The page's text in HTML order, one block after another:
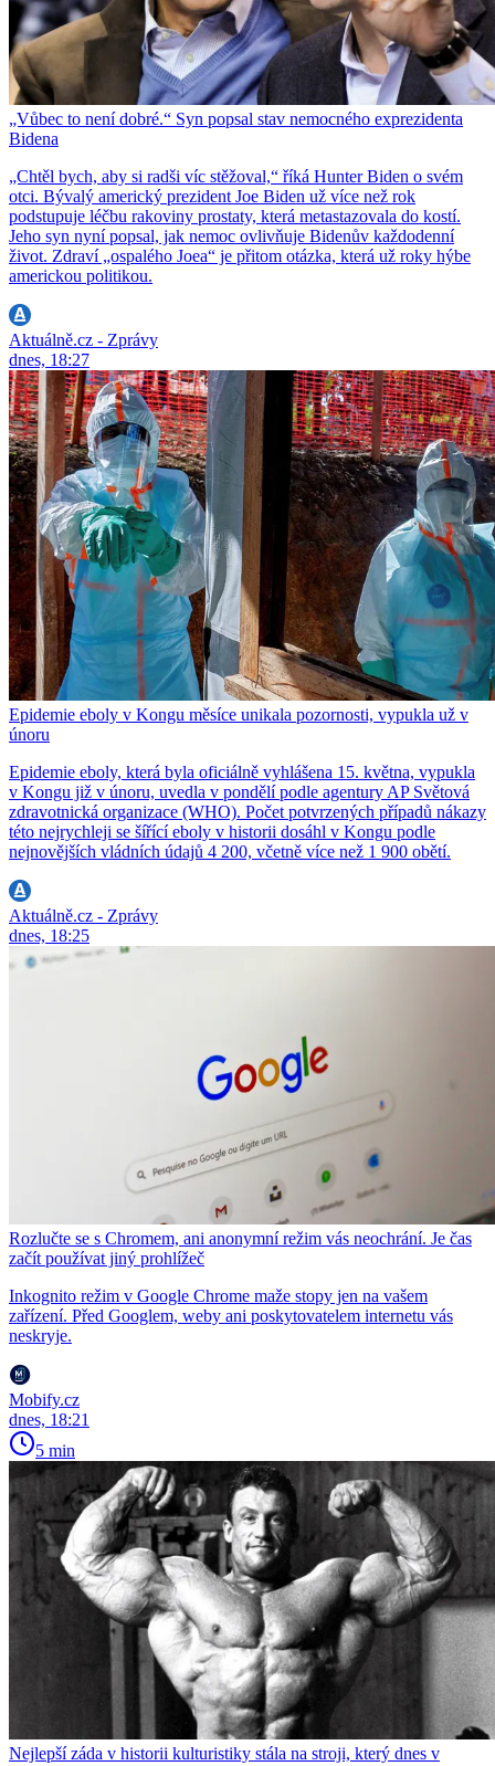
„Vůbec to není dobré.“ Syn popsal stav nemocného exprezidenta
Bidena
„Chtěl bych, aby si radši víc stěžoval,“ říká Hunter Biden o svém
otci. Bývalý americký prezident Joe Biden už více než rok
podstupuje léčbu rakoviny prostaty, která metastazovala do kostí.
Jeho syn nyní popsal, jak nemoc ovlivňuje Bidenův každodenní
život. Zdraví „ospalého Joea“ je přitom otázka, která už roky hýbe
americkou politikou.
Aktuálně.cz - Zprávy
dnes, 18:27
Epidemie eboly v Kongu měsíce unikala pozornosti, vypukla už v
únoru
Epidemie eboly, která byla oficiálně vyhlášena 15. května, vypukla
v Kongu již v únoru, uvedla v pondělí podle agentury AP Světová
zdravotnická organizace (WHO). Počet potvrzených případů nákazy
této nejrychleji se šířící eboly v historii dosáhl v Kongu podle
nejnovějších vládních údajů 4 200, včetně více než 1 900 obětí.
Aktuálně.cz - Zprávy
dnes, 18:25
Rozlučte se s Chromem, ani anonymní režim vás neochrání. Je čas
začít používat jiný prohlížeč
Inkognito režim v Google Chrome maže stopy jen na vašem
zařízení. Před Googlem, weby ani poskytovatelem internetu vás
neskryje.
Mobify.cz
dnes, 18:21
5 min
Nejlepší záda v historii kulturistiky stála na stroji, který dnes v